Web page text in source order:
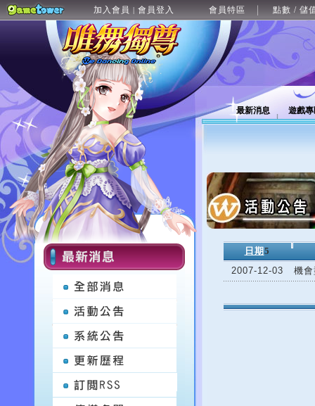
加入會員 | 會員登入 會員特區 點數 / 儲
最新消息 遊戲
日期 5
2007-12-03
機